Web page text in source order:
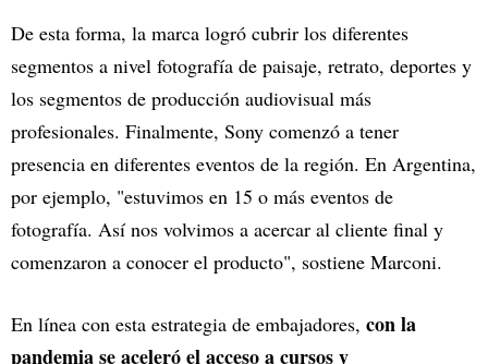
De esta forma, la marca logró cubrir los diferentes
segmentos a nivel fotografía de paisaje, retrato, deportes y
los segmentos de producción audiovisual más
profesionales. Finalmente, Sony comenzó a tener
presencia en diferentes eventos de la región. En Argentina,
por ejemplo, "estuvimos en 15 o más eventos de
fotografía. Así nos volvimos a acercar al cliente final y
comenzaron a conocer el producto", sostiene Marconi.
En línea con esta estrategia de embajadores, con la
pandemia se aceleró el acceso a cursos y